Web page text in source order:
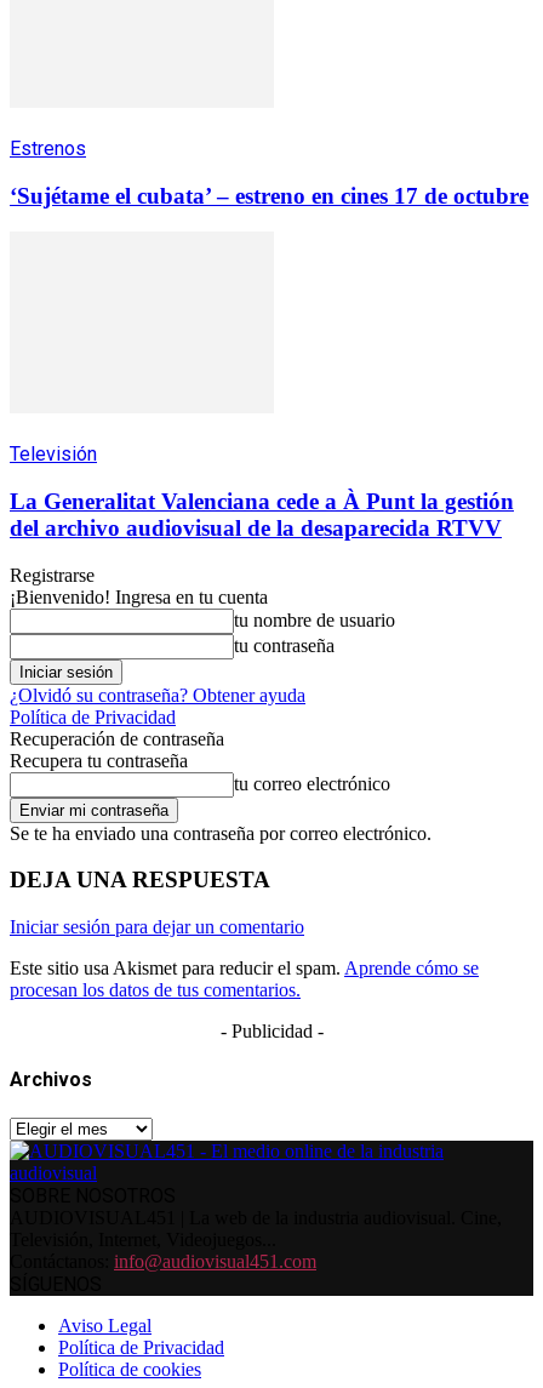
Estrenos
‘Sujétame el cubata’ – estreno en cines 17 de octubre
Televisión
La Generalitat Valenciana cede a À Punt la gestión
del archivo audiovisual de la desaparecida RTVV
Registrarse
¡Bienvenido! Ingresa en tu cuenta
tu nombre de usuario
tu contraseña
¿Olvidó su contraseña? Obtener ayuda
Política de Privacidad
Recuperación de contraseña
Recupera tu contraseña
tu correo electrónico
Se te ha enviado una contraseña por correo electrónico.
DEJA UNA RESPUESTA
Iniciar sesión para dejar un comentario
Este sitio usa Akismet para reducir el spam. Aprende cómo se
procesan los datos de tus comentarios.
- Publicidad -
Archivos
Archivos
info@audiovisual451.com
Aviso Legal
Política de Privacidad
Política de cookies